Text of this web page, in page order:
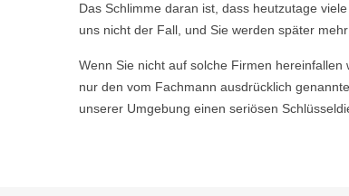
Das Schlimme daran ist, dass heutzutage
uns nicht der Fall, und Sie werden später
Wenn Sie nicht auf solche Firmen
nur den vom Fachmann ausdrücklich
unserer Umgebung einen seriösen